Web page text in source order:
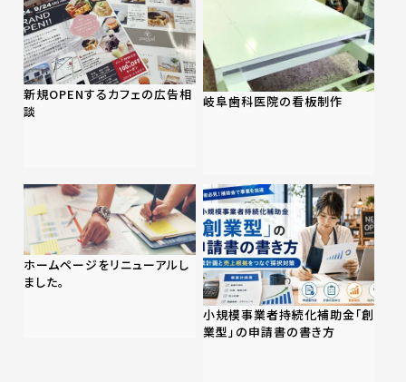
新規OPENするカフェの広告相
談
岐阜歯科医院の看板制作
ホームページをリニューアルし
ました。
小規模事業者持続化補助金「創
業型」の申請書の書き方